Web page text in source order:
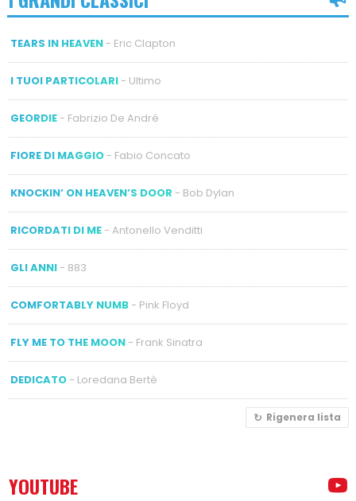
TEARS IN HEAVEN- Eric Clapton
I TUOI PARTICOLARI- Ultimo
GEORDIE- Fabrizio De André
FIORE DI MAGGIO- Fabio Concato
KNOCKIN’ ON HEAVEN’S DOOR - Bob Dylan
RICORDATI DI ME- Antonello Venditti
GLI ANNI- 883
COMFORTABLY NUMB- Pink Floyd
FLY ME TO THE MOON- Frank Sinatra
DEDICATO- Loredana Bertè
Rigenera lista
YOUTUBE